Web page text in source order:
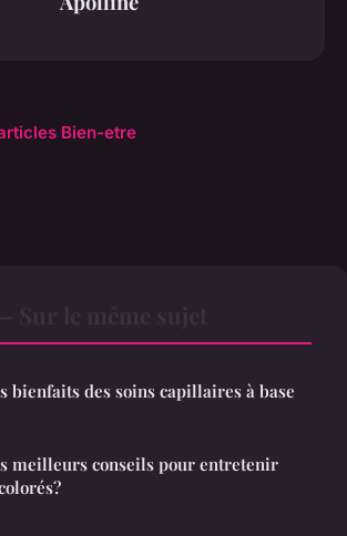
Bien-etre
bienfaits des soins capillaires à base
meilleurs conseils pour entretenir